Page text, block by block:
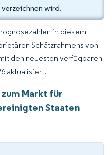
verzeichnen wird.
in diesem
Schätzrahmens von
den neuesten verfügbaren
aktualisiert.
Markt für
Staaten